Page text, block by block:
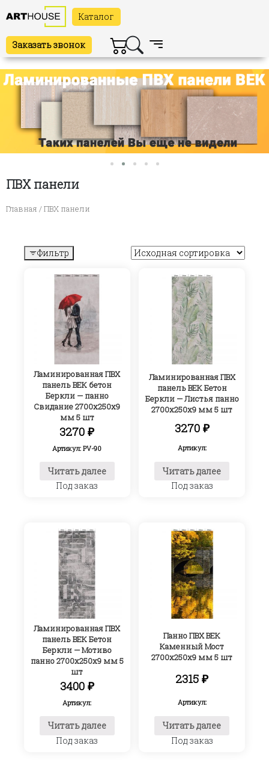
Каталог
Заказать звонок
ПВХ панели
Главная / ПВХ панели
Фильтр
Ламинированная ПВХ
панель ВЕК бетон
Беркли — панно
Свидание 2700х250х9
мм 5 шт
3270₽
Артикул: PV-90
Читать далее
Под заказ
Ламинированная ПВХ
панель ВЕК Бетон
Беркли — Листья панно
2700х250х9 мм 5 шт
3270 ₽
Артикул:
Читать далее
Под заказ
Ламинированная ПВХ
панель ВЕК Бетон
Беркли — Мотиво
панно 2700х250х9 мм 5
шт
3400 ₽
Артикул:
Читать далее
Под заказ
Панно ПВХ ВЕК
Каменный Мост
2700х250х9 мм 5 шт
2315₽
Артикул:
Читать далее
Под заказ